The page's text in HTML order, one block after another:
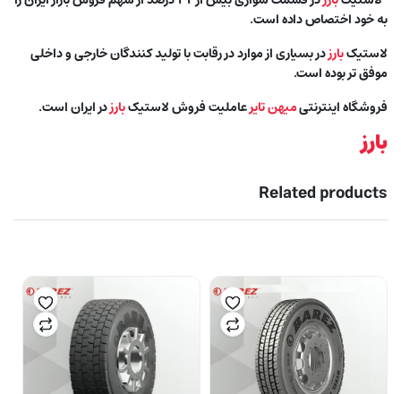
به خود اختصاص داده است.
لاستیکبارزدر بسیاری از موارد در رقابت با تولید کنندگان خارجی و داخلی
موفق تر بوده است.
فروشگاه اینترنتیمیهن تایرعاملیت فروش لاستیکبارزدر ایران است.
بارز
Related products